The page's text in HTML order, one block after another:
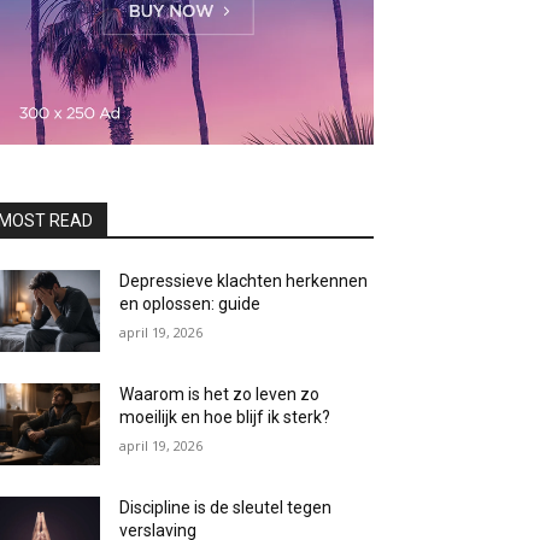
READ
Depressieve klachten herkennen
en oplossen: guide
april 19, 2026
Waarom is het zo leven zo
moeilijk en hoe blijf ik sterk?
april 19, 2026
Discipline is de sleutel tegen
verslaving